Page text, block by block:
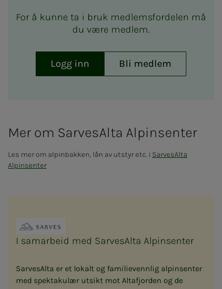
For å kunne ta i bruk medlemsfordelen må
du være medlem.
Logg inn Bli medlem
Mer om Sar­ve­sAl­ta Al­pin­­­sen­­­ter
Les mer om alpinbakken, lån av utstyr etc. i SarvesAlta
Alpinsenter
I samarbeid med Sarve­sAl­ta Al­pin­sen­ter
SarvesAlta er et lokalt og familievennlig alpinsenter
med spektakulær utsikt mot Altafjorden og de